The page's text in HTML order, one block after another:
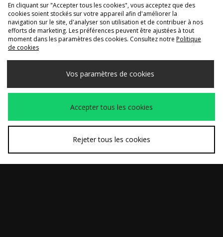
Maintenant
Handball Spezial
En cliquant sur "Accepter tous les cookies", vous acceptez que des
cookies soient stockés sur votre appareil afin d'améliorer la
navigation sur le site, d'analyser son utilisation et de contribuer à nos
efforts de marketing. Les préférences peuvent être ajustées à tout
moment dans les paramètres des cookies. Consultez notre Politique
de cookies
Vos paramètres de cookies
Accepter tous les cookies
Rejeter tous les cookies